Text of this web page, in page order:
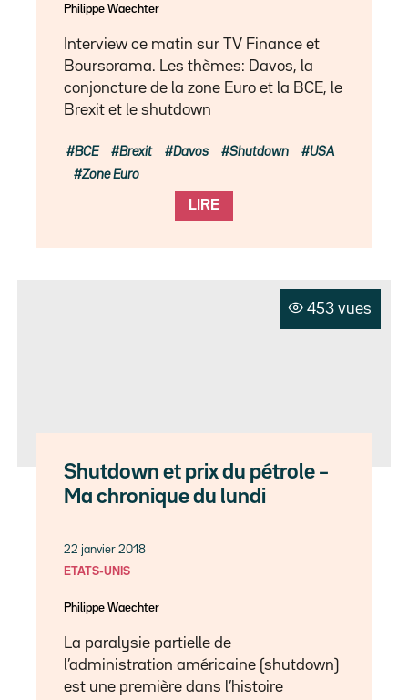
Philippe Waechter
Interview ce matin sur TV Finance et
Boursorama. Les thèmes: Davos, la
conjoncture de la zone Euro et la BCE, le
Brexit et le shutdown
LIRE
BCE Brexit Davos Shutdown
USA
Zone Euro
453 vues
Shutdown et prix du pétrole –
Ma chronique du lundi
22 janvier 2018
ETATS-UNIS
Philippe Waechter
La paralysie partielle de
l’administration américaine (shutdown)
est une première dans l’histoire